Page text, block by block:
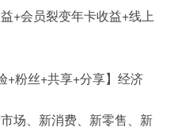
+会员裂变年卡收益+线上
+粉丝+共享+分享】经济
场、新消费、新零售、新